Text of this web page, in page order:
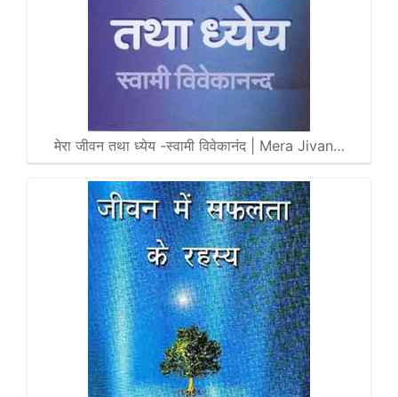
मेरा जीवन तथा ध्येय -स्वामी विवेकानंद | Mera Jivan…